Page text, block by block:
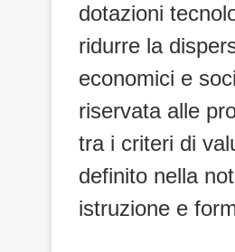
dotazioni
ridurre la
economici e
riservata alle
tra i criteri di
definito nella
istruzione e